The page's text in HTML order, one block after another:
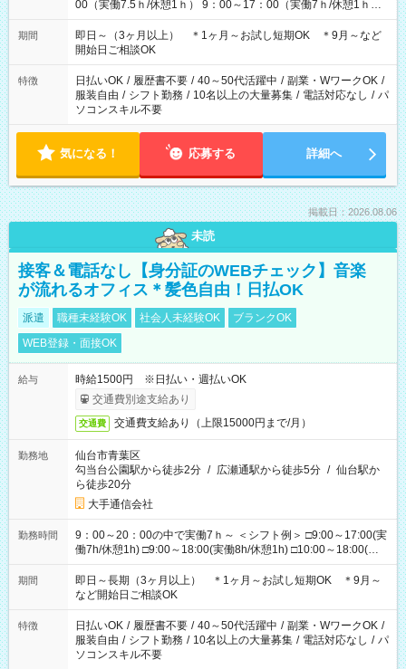
00（実働7.5ｈ/休憩1ｈ） 9：00～17：00（実働7ｈ/休憩1ｈ）
9：00～18：00（実働8ｈ/休憩1ｈ） 10：00～18：00（実働7
ｈ/休憩1ｈ） 11：00～20：00（実働8ｈ/休憩1ｈ） 13：00～
21：00（実働7ｈ/休憩1ｈ） ＊上記以外もパターンあり！ ＊固
定ＯＫ お気軽にご相談ください♪
期間
即日～（3ヶ月以上） ＊1ヶ月～お試し短期OK ＊9月～など
開始日ご相談OK
特徴 日払いOK / 履歴書不要 / 40～50代活躍中 / 副業・WワークOK /
服装自由 / シフト勤務 / 10名以上の大量募集 / 電話対応なし / パ
ソコンスキル不要
気になる！ 応募する 詳細へ
掲載日：2026.08.06
未読
接客＆電話なし【身分証のWEBチェック】音楽
が流れるオフィス＊髪色自由！日払OK
派遣 職種未経験OK 社会人未経験OK
ブランクOK
WEB登録・面接OK
給与
時給1500円 ※日払い・週払いOK
交通費別途支給あり
交通費 交通費支給あり（上限15000円まで/月）
勤務地
仙台市青葉区
勾当台公園駅から徒歩2分 / 広瀬通駅から徒歩5分 / 仙台駅か
ら徒歩20分
大手通信会社
勤務時間
9：00～20：00の中で実働7ｈ～ ＜シフト例＞ □9:00～17:00(実
働7h/休憩1h) □9:00～18:00(実働8h/休憩1h) □10:00～18:00(実
働7h/休憩1h) □10:00～19:00(実働8h/休憩1h) □11:00～20:00(実
働8h/休憩1h) ＊時間固定ＯＫ
期間
即日～長期（3ヶ月以上） ＊1ヶ月～お試し短期OK ＊9月～
など開始日ご相談OK
特徴 日払いOK / 履歴書不要 / 40～50代活躍中 / 副業・WワークOK /
服装自由 / シフト勤務 / 10名以上の大量募集 / 電話対応なし / パ
ソコンスキル不要